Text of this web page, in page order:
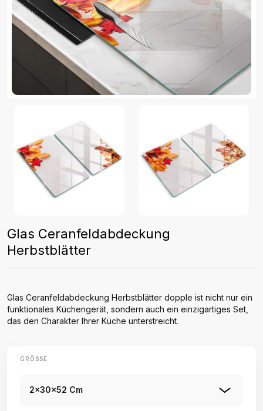
Glas Ceranfeldabdeckung
Herbstblätter
Glas Ceranfeldabdeckung Herbstblätter dopple ist nicht nur ein
funktionales Küchengerät, sondern auch ein einzigartiges Set,
das den Charakter Ihrer Küche unterstreicht.
GRÖSSE
2x30x52 Cm